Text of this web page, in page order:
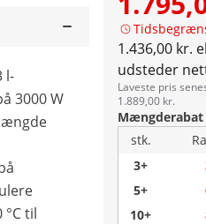
1.436,00 kr.
udsteder
Laveste pris
1.889,00 kr.
Mængderabat
stk.
3+
5+
10+
l-
3000 W
til